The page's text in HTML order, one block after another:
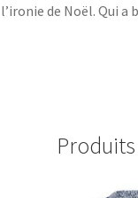
l’ironie de Noël. Qui a